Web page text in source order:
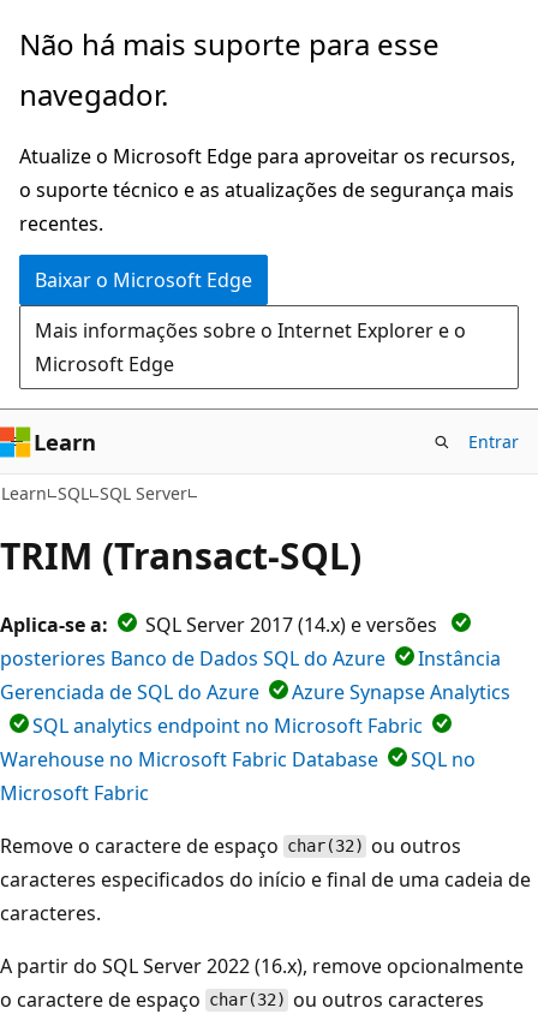
Pular
o
principal
Não há mais suporte para esse
navegador.
Atualize o Microsoft Edge para aproveitar os recursos,
o suporte técnico e as atualizações de segurança mais
recentes.
Baixar o Microsoft Edge
Mais informações sobre o Internet Explorer e o
Microsoft Edge
Learn Entrar
Learn SQL SQL Server
TRIM (Transact-SQL)
Aplica-se a:
SQL Server 2017 (14.x) e versões
posteriores Banco de Dados SQL do Azure
Instância
Gerenciada de SQL do Azure
Azure Synapse Analytics
SQL analytics endpoint no Microsoft Fabric
Warehouse no Microsoft Fabric Database
SQL no
Microsoft Fabric
Remove o caractere de espaço char(32) ou outros
caracteres especificados do início e final de uma cadeia de
caracteres.
A partir do SQL Server 2022 (16.x), remove opcionalmente
o caractere de espaço char(32) ou outros caracteres